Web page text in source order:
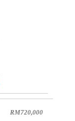
RM720,000